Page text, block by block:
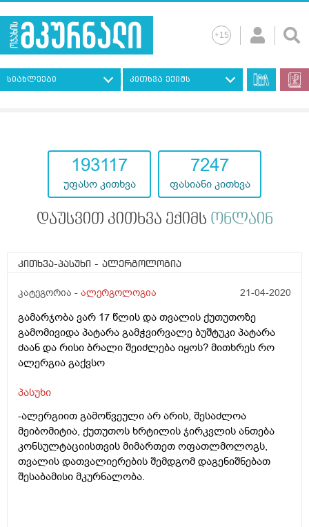
სიახლეები კითხვა ექიმს
193117
უფასო კითხვა
7247
ფასიანი კითხვა
დაუსვით კითხვა ექიმს ონლაინ
კითხვა-პასუხი - ალერგოლოგია
კატეგორია - ალერგოლოგია 21-04-2020
გამარჯობა ვარ 17 წლის და თვალის ქუთუთოზე
გამომივიდა პატარა გამჭვირვალე ბუშტუკი პატარა
ძაან და რისი ბრალი შეიძლება იყოს? მითხრეს რო
ალერგია გაქვსო
პასუხი
-ალერგიით გამოწვეული არ არის, შესაძლოა
მეიბომიტია, ქუთუთოს ხრტილის ჯირკვლის ანთება
კონსულტაციისთვის მიმართეთ ოფათლმოლოგს,
თვალის დათვალიერების შემდგომ დაგენიშნებათ
შესაბამისი მკურნალობა.